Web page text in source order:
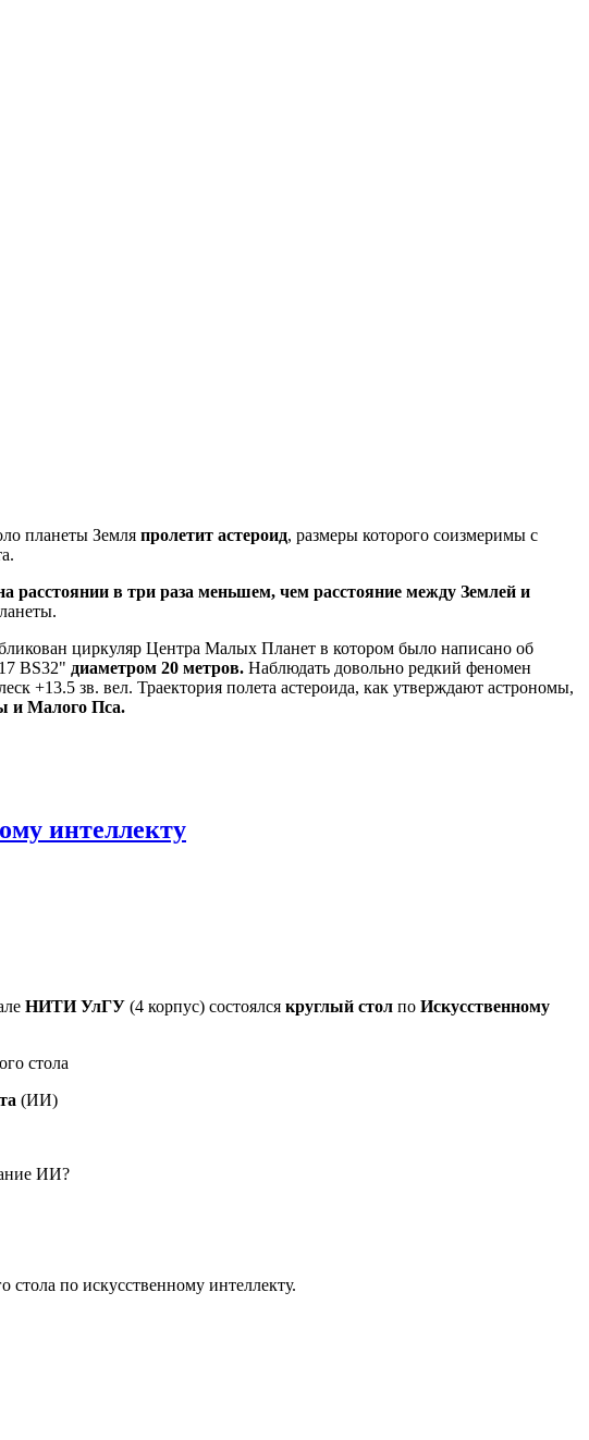
планеты Земля пролетит астероид, размеры которого соизмеримы с
расстоянии в три раза меньшем, чем расстояние между Землей и
циркуляр Центра Малых Планет в котором было написано об
BS32" диаметром 20 метров. Наблюдать довольно редкий феномен
+13.5 зв. вел. Траектория полета астероида, как утверждают астрономы,
и Малого Пса.
интеллекту
НИТИ УлГУ (4 корпус) состоялся круглый стол по Искусственному
стола
(ИИ)
ИИ?
по искусственному интеллекту.